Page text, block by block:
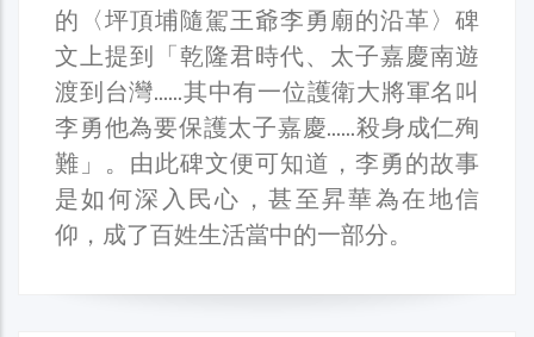
的〈坪頂埔隨駕王爺李勇廟的沿革〉碑
文上提到「乾隆君時代、太子嘉慶南遊
渡到台灣……其中有一位護衛大將軍名叫
李勇他為要保護太子嘉慶……殺身成仁殉
難」。由此碑文便可知道，李勇的故事
是如何深入民心，甚至昇華為在地信
仰，成了百姓生活當中的一部分。